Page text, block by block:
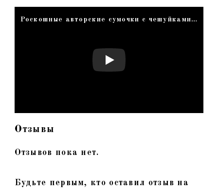
Роскошные авторские сумочки с чешуйками. Как красиво сочетать и с чем их носить. Наглядный показ
Отзывы
Отзывов пока нет.
Будьте первым, кто оставил отзыв на